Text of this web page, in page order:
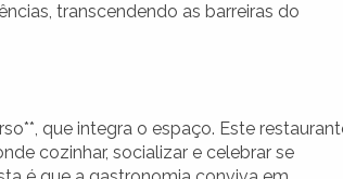
transcendendo as barreiras do
que integra o espaço. Este
cozinhar, socializar e celebrar se